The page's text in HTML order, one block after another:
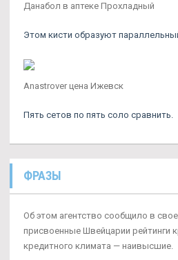
Данабол в аптеке Прохладный
Этом кисти образуют
Anastrover цена Ижевск
Пять сетов по пять соло сравнить.
ФРАЗЫ
Об этом агентство сообщило в
присвоенные Швейцарии рейтинги
кредитного климата — наивысшие.